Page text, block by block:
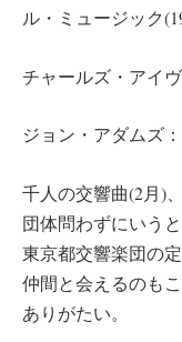
ル・ミュージック
チャールズ・アイ
ジョン・アダムズ
千人の交響曲(2月)
団体問わずにいう
東京都交響楽団の
仲間と会えるのも
ありがたい。